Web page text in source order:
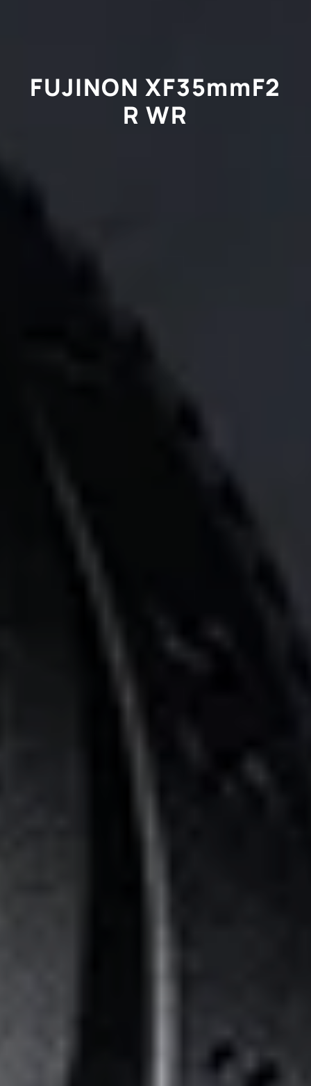
FUJINON XF35mmF2
R WR